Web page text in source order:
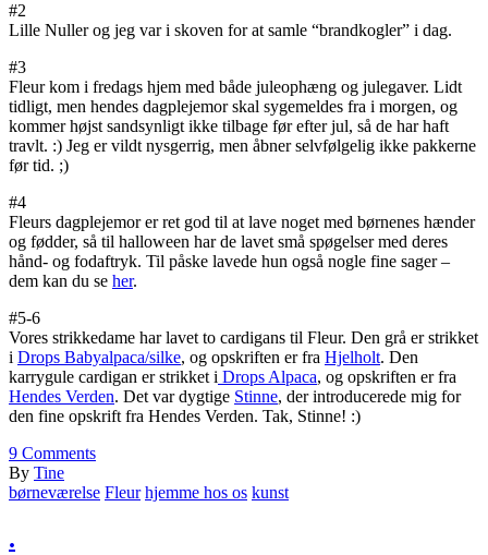
#2
Lille Nuller og jeg var i skoven for at samle “brandkogler” i dag.
#3
Fleur kom i fredags hjem med både juleophæng og julegaver. Lidt
tidligt, men hendes dagplejemor skal sygemeldes fra i morgen, og
kommer højst sandsynligt ikke tilbage før efter jul, så de har haft
travlt. :) Jeg er vildt nysgerrig, men åbner selvfølgelig ikke pakkerne
før tid. ;)
#4
Fleurs dagplejemor er ret god til at lave noget med børnenes hænder
og fødder, så til halloween har de lavet små spøgelser med deres
hånd- og fodaftryk. Til påske lavede hun også nogle fine sager –
dem kan du se her.
#5-6
Vores strikkedame har lavet to cardigans til Fleur. Den grå er strikket
i Drops Babyalpaca/silke, og opskriften er fra Hjelholt. Den
karrygule cardigan er strikket i Drops Alpaca, og opskriften er fra
Hendes Verden. Det var dygtige Stinne, der introducerede mig for
den fine opskrift fra Hendes Verden. Tak, Stinne! :)
9 Comments
By Tine
børneværelse Fleur hjemme hos os kunst
.